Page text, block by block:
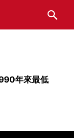
年來最低